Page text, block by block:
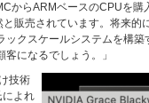
からARMベースのCPUを
販売されています。将来的
ックスケールシステムを構
になるでしょう。」
技術
によれ